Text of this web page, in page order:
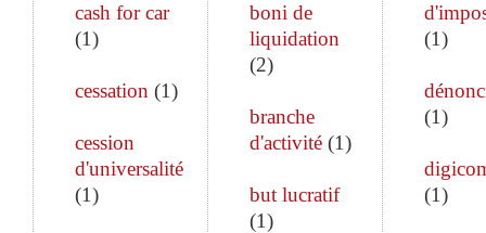
cash for car
(1)
cessation (1)
cession
d'universalité
(1)
boni de
liquidation
(2)
branche
d'activité(1)
but lucratif
(1)
(1)
(1)
(1)